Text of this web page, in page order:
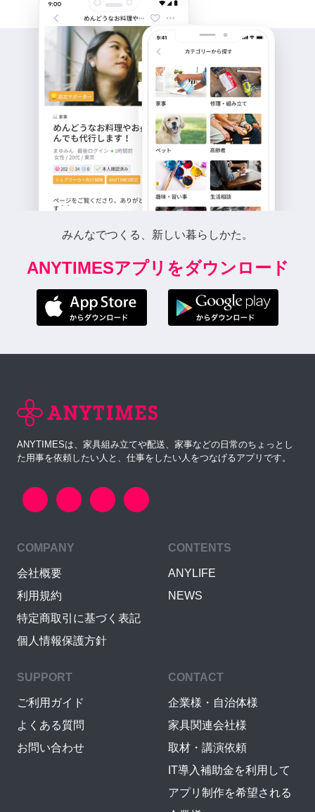
みんなでつくる、新しい暮らしかた。
ANYTIMESアプリをダウンロード
ANYTIMESは、家具組み立てや配送、家事などの日常のちょっとし
た用事を依頼したい人と、仕事をしたい人をつなげるアプリです。
COMPANY
会社概要
利用規約
特定商取引に基づく表記
個人情報保護方針
CONTENTS
ANYLIFE
NEWS
SUPPORT
ご利用ガイド
よくある質問
お問い合わせ
CONTACT
企業様・自治体様
家具関連会社様
取材・講演依頼
IT導入補助金を利用して
アプリ制作を希望される